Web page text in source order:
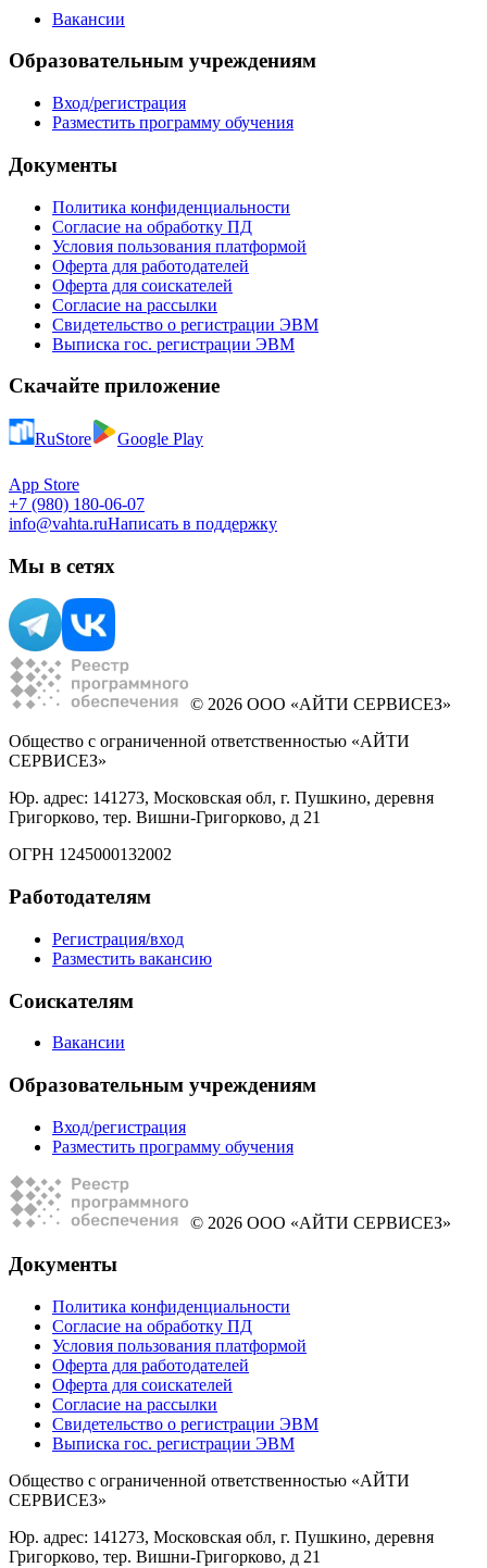
Вакансии
Образовательным учреждениям
Вход/регистрация
Разместить программу обучения
Документы
Политика конфиденциальности
Согласие на обработку ПД
Условия пользования платформой
Оферта для работодателей
Оферта для соискателей
Согласие на рассылки
Свидетельство о регистрации ЭВМ
Выписка гос. регистрации ЭВМ
Скачайте приложение
RuStore Google Play
App Store
+7 (980) 180-06-07
info@vahta.ruНаписать в поддержку
Мы в сетях
© 2026 ООО «АЙТИ СЕРВИСЕЗ»
Общество с ограниченной ответственностью «АЙТИ
СЕРВИСЕЗ»
Юр. адрес: 141273, Московская обл, г. Пушкино, деревня
Григорково, тер. Вишни-Григорково, д 21
ОГРН 1245000132002
Работодателям
Регистрация/вход
Разместить вакансию
Соискателям
Вакансии
Образовательным учреждениям
Вход/регистрация
Разместить программу обучения
© 2026 ООО «АЙТИ СЕРВИСЕЗ»
Документы
Политика конфиденциальности
Согласие на обработку ПД
Условия пользования платформой
Оферта для работодателей
Оферта для соискателей
Согласие на рассылки
Свидетельство о регистрации ЭВМ
Выписка гос. регистрации ЭВМ
Общество с ограниченной ответственностью «АЙТИ
СЕРВИСЕЗ»
Юр. адрес: 141273, Московская обл, г. Пушкино, деревня
Григорково, тер. Вишни-Григорково, д 21